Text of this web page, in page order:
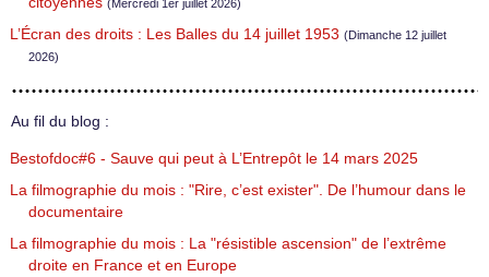
(Mercredi 1er juillet 2026)
L’Écran des droits : Les Balles du 14 juillet 1953 (Dimanche 12 juillet
2026)
Au fil du blog :
Bestofdoc#6 - Sauve qui peut à L’Entrepôt le 14 mars 2025
La filmographie du mois : "Rire, c’est exister". De l’humour dans le
documentaire
La filmographie du mois : La "résistible ascension" de l’extrême
droite en France et en Europe